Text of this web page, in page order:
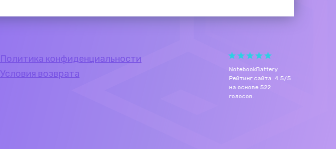
Политика конфиденциальности
Условия возврата
NotebookBattery.
Рейтинг сайта: 4.5/5
на основе 522
голосов.